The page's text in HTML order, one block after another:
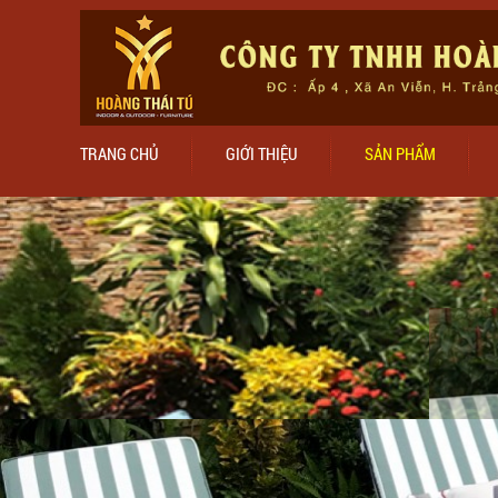
TRANG CHỦ GIỚI THIỆU SẢN PHẨM